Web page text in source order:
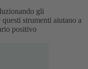
gli
strumenti aiutano a
positivo